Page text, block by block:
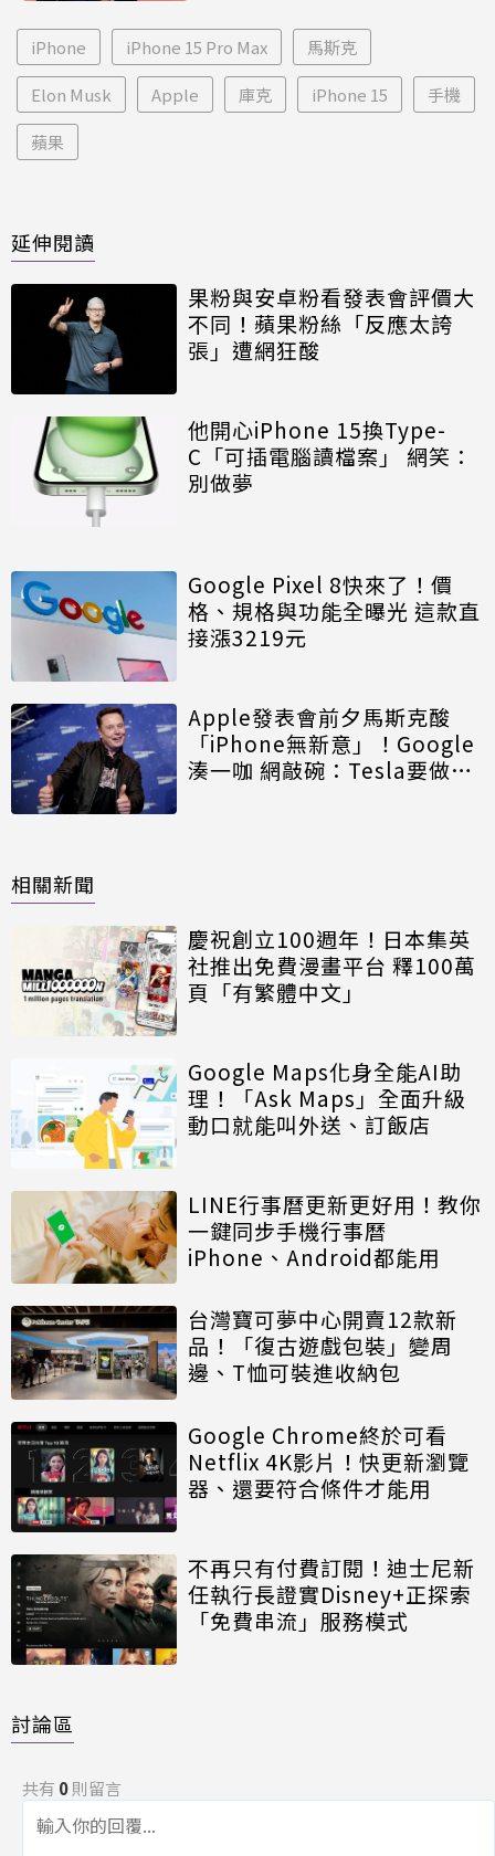
iPhone iPhone 15 Pro Max 馬斯克
Elon Musk Apple 庫克 iPhone 15 手機
蘋果
延伸閱讀
果粉與安卓粉看發表會評價大
不同！蘋果粉絲「反應太誇
張」遭網狂酸
他開心iPhone 15換Type-
C「可插電腦讀檔案」 網笑：
別做夢
Google Pixel 8快來了！價
格、規格與功能全曝光 這款直
接漲3219元
Apple發表會前夕馬斯克酸
「iPhone無新意」！Google
湊一咖 網敲碗：Tesla要做手
相關新聞
慶祝創立100週年！日本集英
社推出免費漫畫平台 釋100萬
頁「有繁體中文」
Google Maps化身全能AI助
理！「Ask Maps」全面升級
動口就能叫外送、訂飯店
LINE行事曆更新更好用！教你
一鍵同步手機行事曆
iPhone、Android都能用
台灣寶可夢中心開賣12款新
品！「復古遊戲包裝」變周
邊、T恤可裝進收納包
Google Chrome終於可看
Netflix 4K影片！快更新瀏覽
器、還要符合條件才能用
不再只有付費訂閱！迪士尼新
任執行長證實Disney+正探索
「免費串流」服務模式
討論區
共有 0則留言